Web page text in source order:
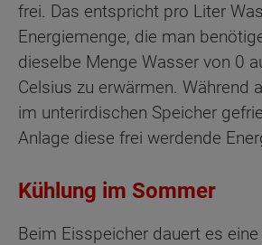
frei. Das entspricht pro Liter
Energiemenge, die man
dieselbe Menge Wasser von 0
Celsius zu erwärmen. Während
im unterirdischen Speicher
Anlage diese frei werdende
Kühlung im Sommer
Beim Eisspeicher dauert es